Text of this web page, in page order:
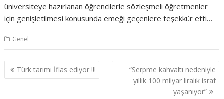
üniversiteye hazırlanan öğrencilerle sözleşmeli öğretmenler
için genişletilmesi konusunda emeği geçenlere teşekkür etti…
Genel
Yazı
gezinmesi
Türk tarımı İflas ediyor !!!
“Serpme kahvaltı nedeniyle
yıllık 100 milyar liralık israf
yaşanıyor”